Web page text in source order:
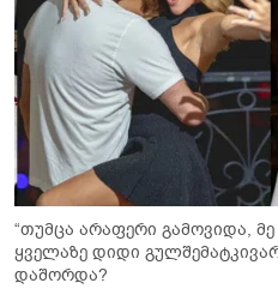
“თუმცა არაფერი გამოვიდა,
ყველაზე დიდი
დაშორდა?